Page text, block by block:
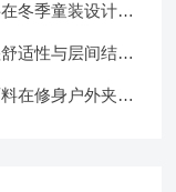
冬季童装设计中
适性与层间结合
在修身户外夹克